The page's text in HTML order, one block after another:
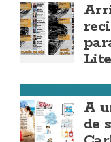
A
de